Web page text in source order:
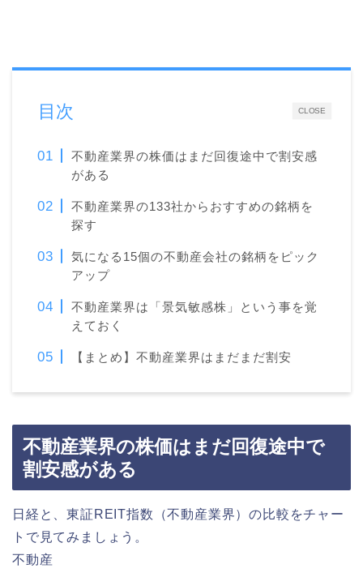
CLOSE
目次
不動産業界の株価はまだ回復途中で割安感
がある
不動産業界の133社からおすすめの銘柄を
探す
気になる15個の不動産会社の銘柄をピック
アップ
不動産業界は「景気敏感株」という事を覚
えておく
【まとめ】不動産業界はまだまだ割安
不動産業界の株価はまだ回復途中で
割安感がある
日経と、東証REIT指数（不動産業界）の比較をチャー
トで見てみましょう。
不動産